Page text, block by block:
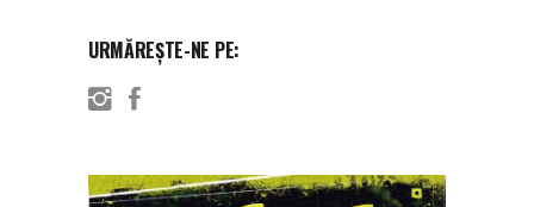
URMĂREȘTE-NE PE: